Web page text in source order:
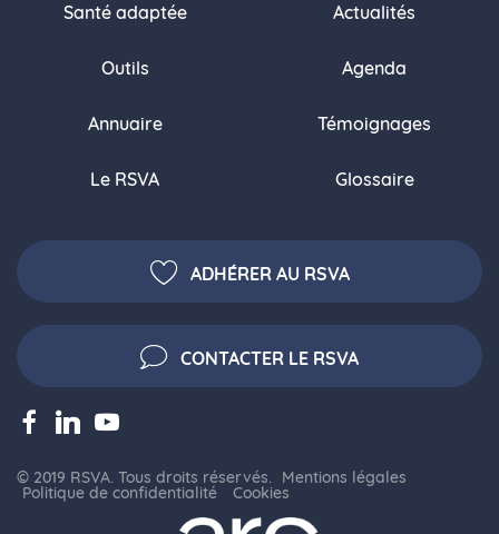
Santé adaptée
Outils
Annuaire
Le RSVA
Actualités
Agenda
Témoignages
Glossaire
ADHÉRER AU RSVA
CONTACTER LE RSVA
© 2019 RSVA. Tous droits réservés. Mentions légales
Politique de confidentialité Cookies